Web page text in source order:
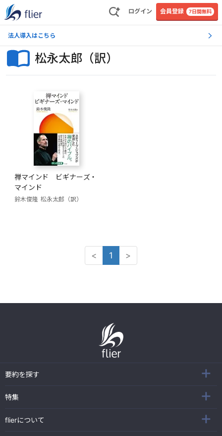
ログイン 会員登録 7日間無料
法人導入はこちら
松永太郎（訳）
禅マインド ビギナーズ・
マインド
鈴木俊隆 松永太郎（訳）
< 1 >
要約を探す
特集
flierについて